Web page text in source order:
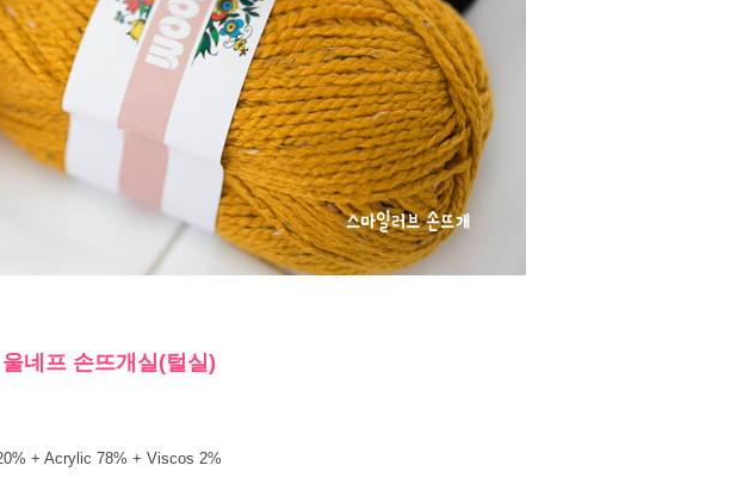
울네프 손뜨개실(털실)
+ Acrylic 78% + Viscos 2%